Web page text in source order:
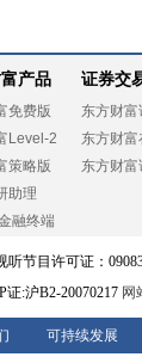
产品
免费版
Level-2
策略版
助理
融终端
证券交
东方财富
东方财富
东方财富
听节目许可证：
证:沪B2-20070217 网
可持续发展